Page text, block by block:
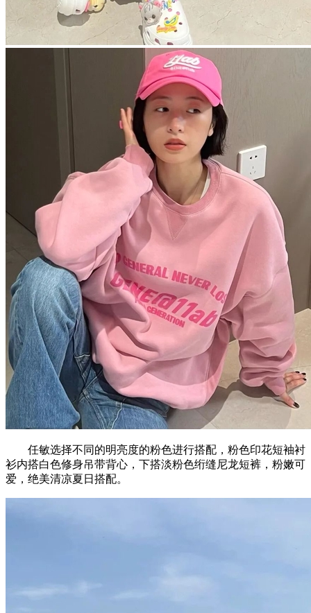
任敏选择不同的明亮度的粉色进行搭配，粉色印花短袖衬
衫内搭白色修身吊带背心，下搭淡粉色绗缝尼龙短裤，粉嫩可
爱，绝美清凉夏日搭配。